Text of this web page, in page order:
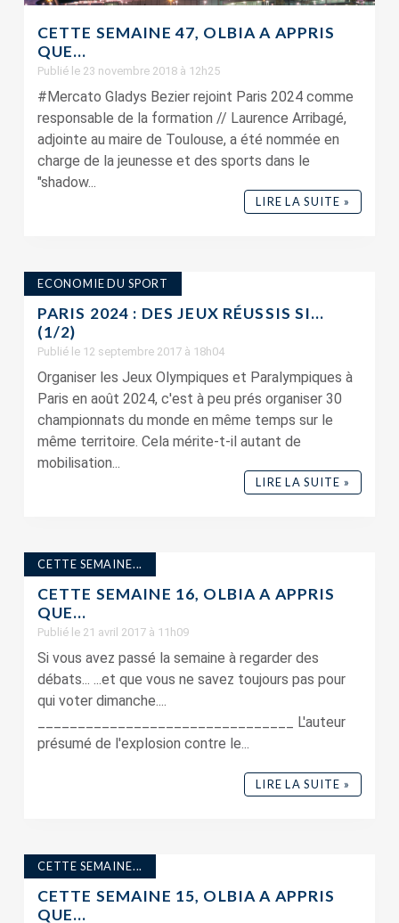
CETTE SEMAINE 47, OLBIA A APPRIS
QUE…
Publié le 23 novembre 2018 à 12h25
#Mercato Gladys Bezier rejoint Paris 2024 comme
responsable de la formation // Laurence Arribagé,
adjointe au maire de Toulouse, a été nommée en
charge de la jeunesse et des sports dans le
"shadow...
LIRE LA SUITE »
ECONOMIE DU SPORT
PARIS 2024 : DES JEUX RÉUSSIS SI…
(1/2)
Publié le 12 septembre 2017 à 18h04
Organiser les Jeux Olympiques et Paralympiques à
Paris en août 2024, c'est à peu prés organiser 30
championnats du monde en même temps sur le
même territoire. Cela mérite-t-il autant de
mobilisation...
LIRE LA SUITE »
CETTE SEMAINE...
CETTE SEMAINE 16, OLBIA A APPRIS
QUE…
Publié le 21 avril 2017 à 11h09
Si vous avez passé la semaine à regarder des
débats... ...et que vous ne savez toujours pas pour
qui voter dimanche....
________________________________ L'auteur
présumé de l'explosion contre le...
LIRE LA SUITE »
CETTE SEMAINE...
CETTE SEMAINE 15, OLBIA A APPRIS
QUE…